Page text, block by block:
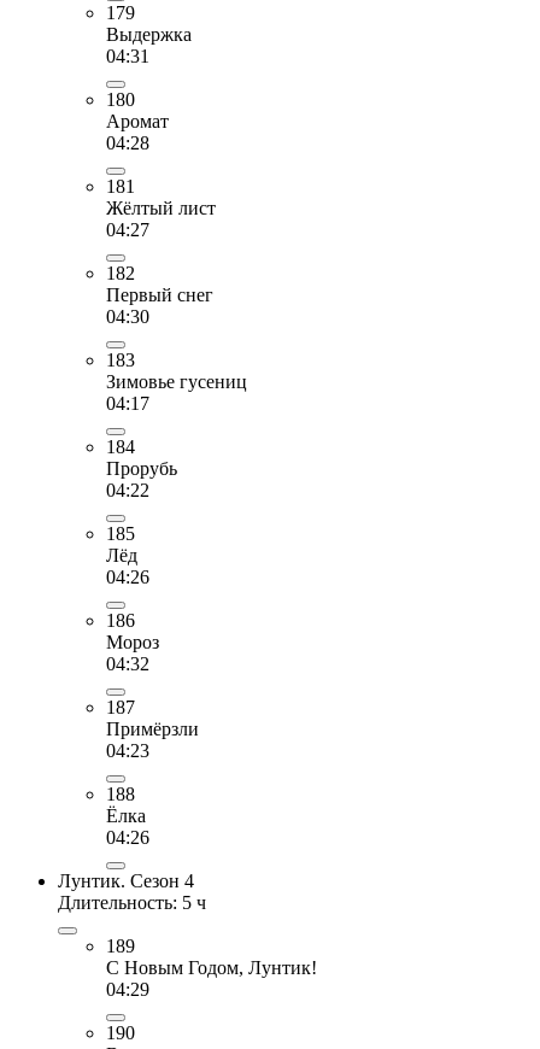
179
Выдержка
04:31
180
Аромат
04:28
181
Жёлтый лист
04:27
182
Первый снег
04:30
183
Зимовье гусениц
04:17
184
Прорубь
04:22
185
Лёд
04:26
186
Мороз
04:32
187
Примёрзли
04:23
188
Ёлка
04:26
Лунтик. Сезон 4
Длительность: 5 ч
189
С Новым Годом, Лунтик!
04:29
190